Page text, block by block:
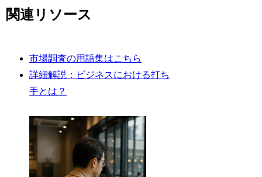
関連リソース
市場調査の用語集はこちら
詳細解説：ビジネスにおける打ち
手とは？